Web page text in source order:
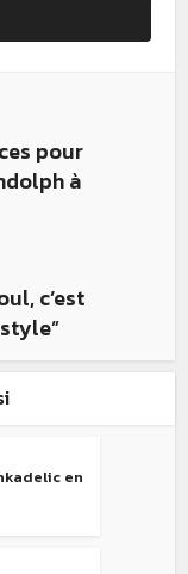
pour
à
c’est
en